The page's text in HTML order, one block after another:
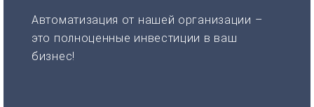
Автоматизация от нашей организации –
это полноценные инвестиции в ваш
бизнес!